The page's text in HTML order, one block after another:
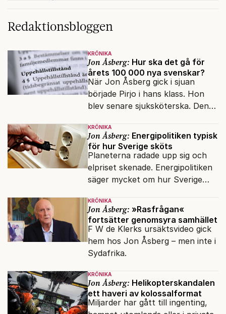
Redaktionsbloggen
KRÖNIKA
Jon Åsberg: Hur ska det gå för
årets 100 000 nya svenskar?
När Jon Åsberg gick i sjuan
började Pirjo i hans klass. Hon
blev senare sjuksköterska. Den
för många av dagens nya
svenskar.
KRÖNIKA
Jon Åsberg: Energipolitiken typisk
för hur Sverige sköts
Planeterna radade upp sig och
elpriset skenade. Energipolitiken
säger mycket om hur Sverige
KRÖNIKA
Jon Åsberg: »Rasfrågan«
fortsätter genomsyra samhället
F W de Klerks ursäktsvideo gick
hem hos Jon Åsberg – men inte i
Sydafrika.
KRÖNIKA
Jon Åsberg: Helikopterskandalen
ett haveri av kolossalformat
Miljarder har gått till ingenting,